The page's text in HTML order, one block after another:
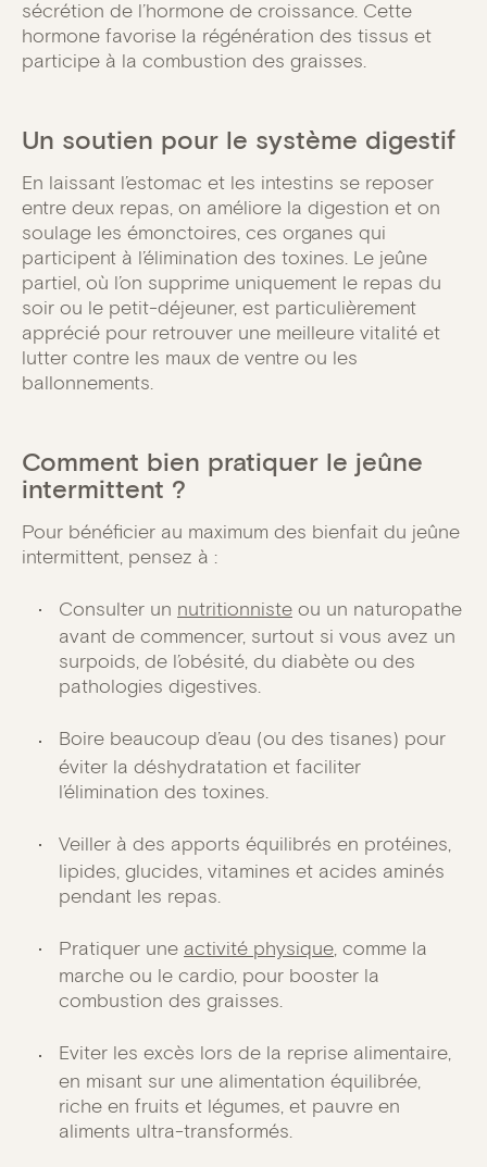
sécrétion de l’hormone de croissance. Cette
hormone favorise la régénération des tissus et
participe à la combustion des graisses.
Un soutien pour le système digestif
En laissant l’estomac et les intestins se reposer
entre deux repas, on améliore la digestion et on
soulage les émonctoires, ces organes qui
participent à l’élimination des toxines. Le jeûne
partiel, où l’on supprime uniquement le repas du
soir ou le petit-déjeuner, est particulièrement
apprécié pour retrouver une meilleure vitalité et
lutter contre les maux de ventre ou les
ballonnements.
Comment bien pratiquer le jeûne
intermittent ?
Pour bénéficier au maximum des bienfait du jeûne
intermittent, pensez à :
Consulter un nutritionniste ou un naturopathe
avant de commencer, surtout si vous avez un
surpoids, de l’obésité, du diabète ou des
pathologies digestives.
Boire beaucoup d’eau (ou des tisanes) pour
éviter la déshydratation et faciliter
l’élimination des toxines.
Veiller à des apports équilibrés en protéines,
lipides, glucides, vitamines et acides aminés
pendant les repas.
Pratiquer une activité physique, comme la
marche ou le cardio, pour booster la
combustion des graisses.
Eviter les excès lors de la reprise alimentaire,
en misant sur une alimentation équilibrée,
riche en fruits et légumes, et pauvre en
aliments ultra-transformés.